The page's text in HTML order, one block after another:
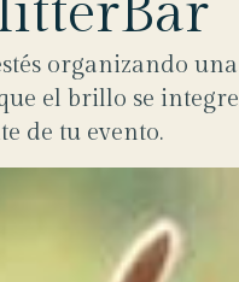
organizando
el brillo se
de tu evento.